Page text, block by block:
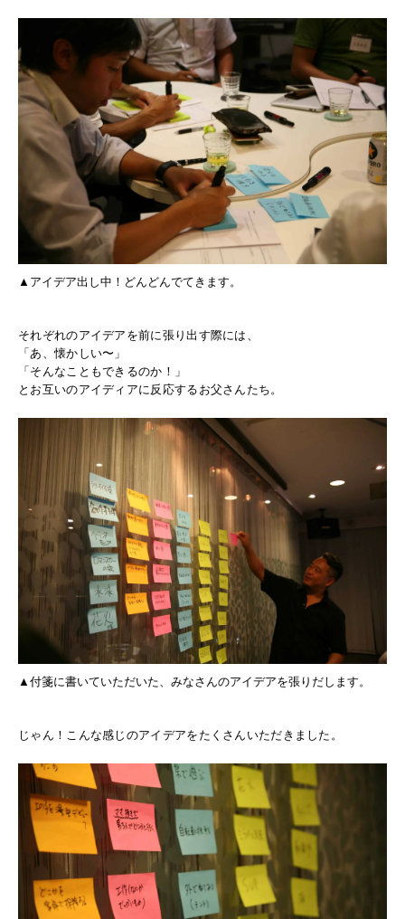
▲アイデア出し中！どんどんでてきます。
それぞれのアイデアを前に張り出す際には、
「あ、懐かしい〜」
「そんなこともできるのか！」
とお互いのアイディアに反応するお父さんたち。
▲付箋に書いていただいた、みなさんのアイデアを張りだします。
じゃん！こんな感じのアイデアをたくさんいただきました。